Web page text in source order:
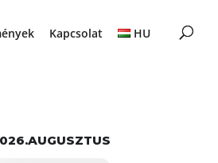
Kapcsolat HU